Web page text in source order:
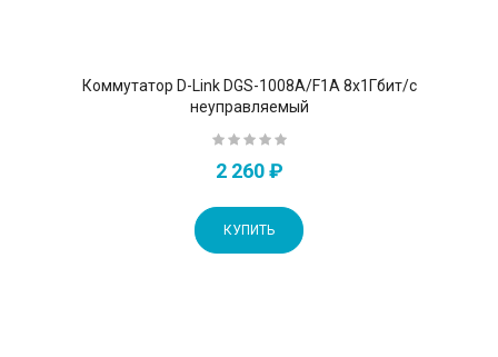
Коммутатор D-Link DGS-1008A/F1A 8x1Гбит/с
неуправляемый
2 260 ₽
КУПИТЬ